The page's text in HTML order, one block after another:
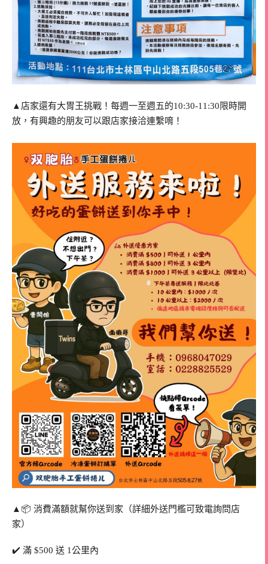
▲店家還有大胃王挑戰！每週一至週五的10:30-11:30限時開
放，有興趣的朋友可以跟店家接洽連繫唷！
▲📦 消費滿額就幫你送到家（詳細外送門檻可致電詢問店
家）
✔️ 滿 $500 送 1公里內